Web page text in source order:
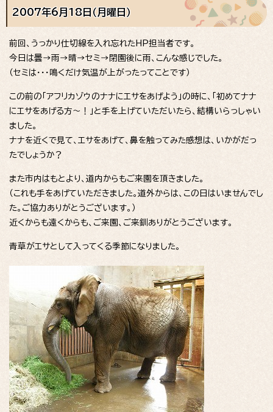
2007年6月18日（月曜日）
前回、うっかり仕切線を入れ忘れたHP担当者です。
今日は曇→雨→晴→セミ→閉園後に雨、こんな感じでした。
（セミは・・・鳴くだけ気温が上がったってことです）
この前の「アフリカゾウのナナにエサをあげよう」の時に、「初めてナナ
にエサをあげる方～！」と手を上げていただいたら、結構いらっしゃい
ました。
ナナを近くで見て、エサをあげて、鼻を触ってみた感想は、いかがだっ
たでしょうか？
また市内はもとより、道内からもご来園を頂きました。
（これも手をあげていただきました。道外からは、この日はいませんでし
た。ご協力ありがとうございます。）
近くからも遠くからも、ご来園、ご来釧ありがとうございます。
青草がエサとして入ってくる季節になりました。